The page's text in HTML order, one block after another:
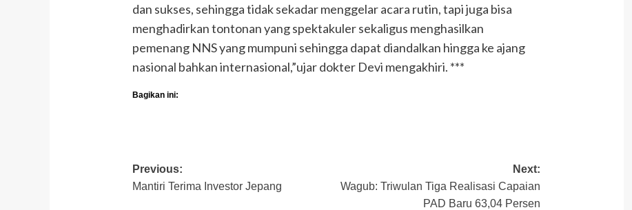
dan sukses, sehingga tidak sekadar menggelar acara rutin, tapi juga bisa
menghadirkan tontonan yang spektakuler sekaligus menghasilkan
pemenang NNS yang mumpuni sehingga dapat diandalkan hingga ke ajang
nasional bahkan internasional,”ujar dokter Devi mengakhiri. ***
Bagikan ini:
Post
navigation
Previous:
Mantiri Terima Investor Jepang
Next:
Wagub: Triwulan Tiga Realisasi Capaian
PAD Baru 63,04 Persen